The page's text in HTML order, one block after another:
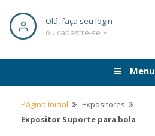
Olá, faça seu login
ou cadastre-se
Menu
Página Inicial
Expositores
Expositor Suporte para bola